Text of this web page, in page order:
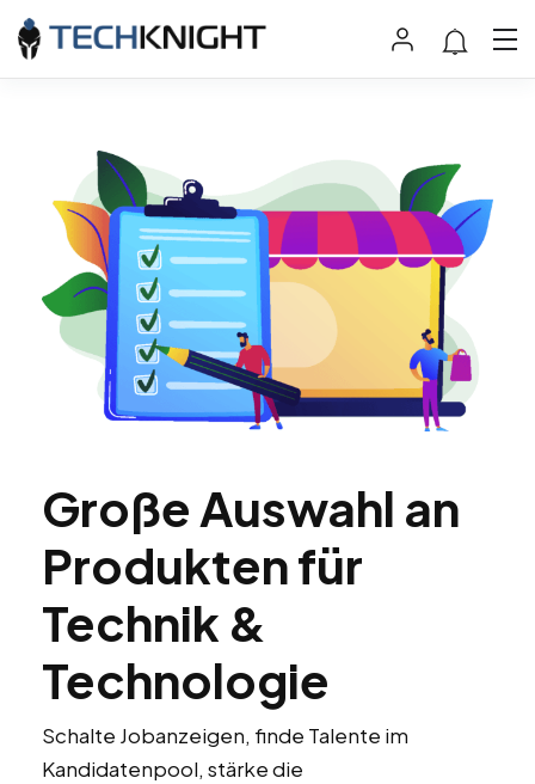
Große Auswahl an
Produkten für
Technik &
Technologie
Schalte Jobanzeigen, finde Talente im
Kandidatenpool, stärke die